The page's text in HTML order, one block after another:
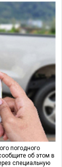
погодного
об этом в
специальную